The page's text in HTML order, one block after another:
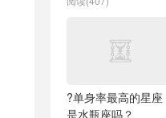
?单身率最高的星座
是水瓶座吗？